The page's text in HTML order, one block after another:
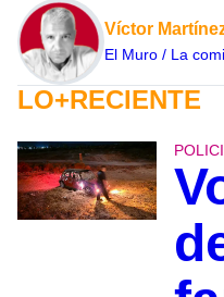
Víctor
El Muro / La
LO+RECIENTE